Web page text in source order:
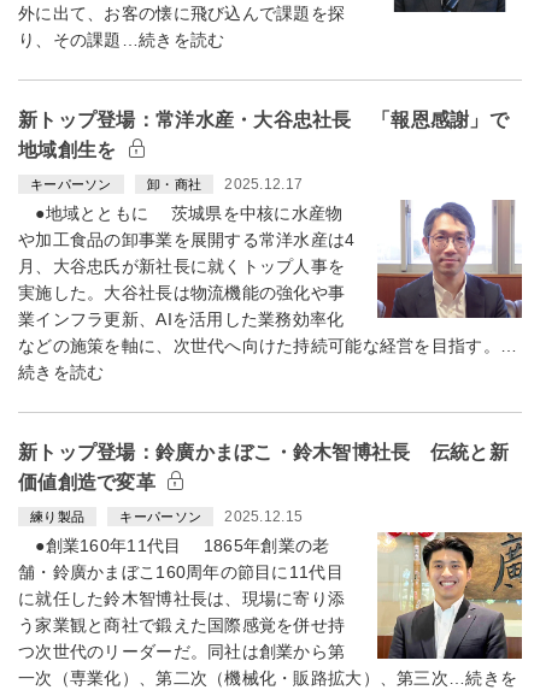
外に出て、お客の懐に飛び込んで課題を探
り、その課題…続きを読む
新トップ登場：常洋水産・大谷忠社長 「報恩感謝」で
地域創生を
キーパーソン 卸・商社 2025.12.17
●地域とともに 茨城県を中核に水産物
や加工食品の卸事業を展開する常洋水産は4
月、大谷忠氏が新社長に就くトップ人事を
実施した。大谷社長は物流機能の強化や事
業インフラ更新、AIを活用した業務効率化
などの施策を軸に、次世代へ向けた持続可能な経営を目指す。…
続きを読む
新トップ登場：鈴廣かまぼこ・鈴木智博社長 伝統と新
価値創造で変革
練り製品 キーパーソン 2025.12.15
●創業160年11代目 1865年創業の老
舗・鈴廣かまぼこ160周年の節目に11代目
に就任した鈴木智博社長は、現場に寄り添
う家業観と商社で鍛えた国際感覚を併せ持
つ次世代のリーダーだ。同社は創業から第
一次（専業化）、第二次（機械化・販路拡大）、第三次…続きを